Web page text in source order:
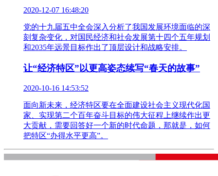
2020-12-07 16:48:20
党的十九届五中全会深入分析了我国发展环境面临的深
刻复杂变化，对国民经济和社会发展第十四个五年规划
和2035年远景目标作出了顶层设计和战略安排。
让“经济特区”以更高姿态续写“春天的故事”
2020-10-16 14:53:52
面向新未来，经济特区要在全面建设社会主义现代化国
家、实现第二个百年奋斗目标的伟大征程上继续作出更
大贡献，需要回答好一个新的时代命题，那就是，如何
把特区“办得水平更高”。